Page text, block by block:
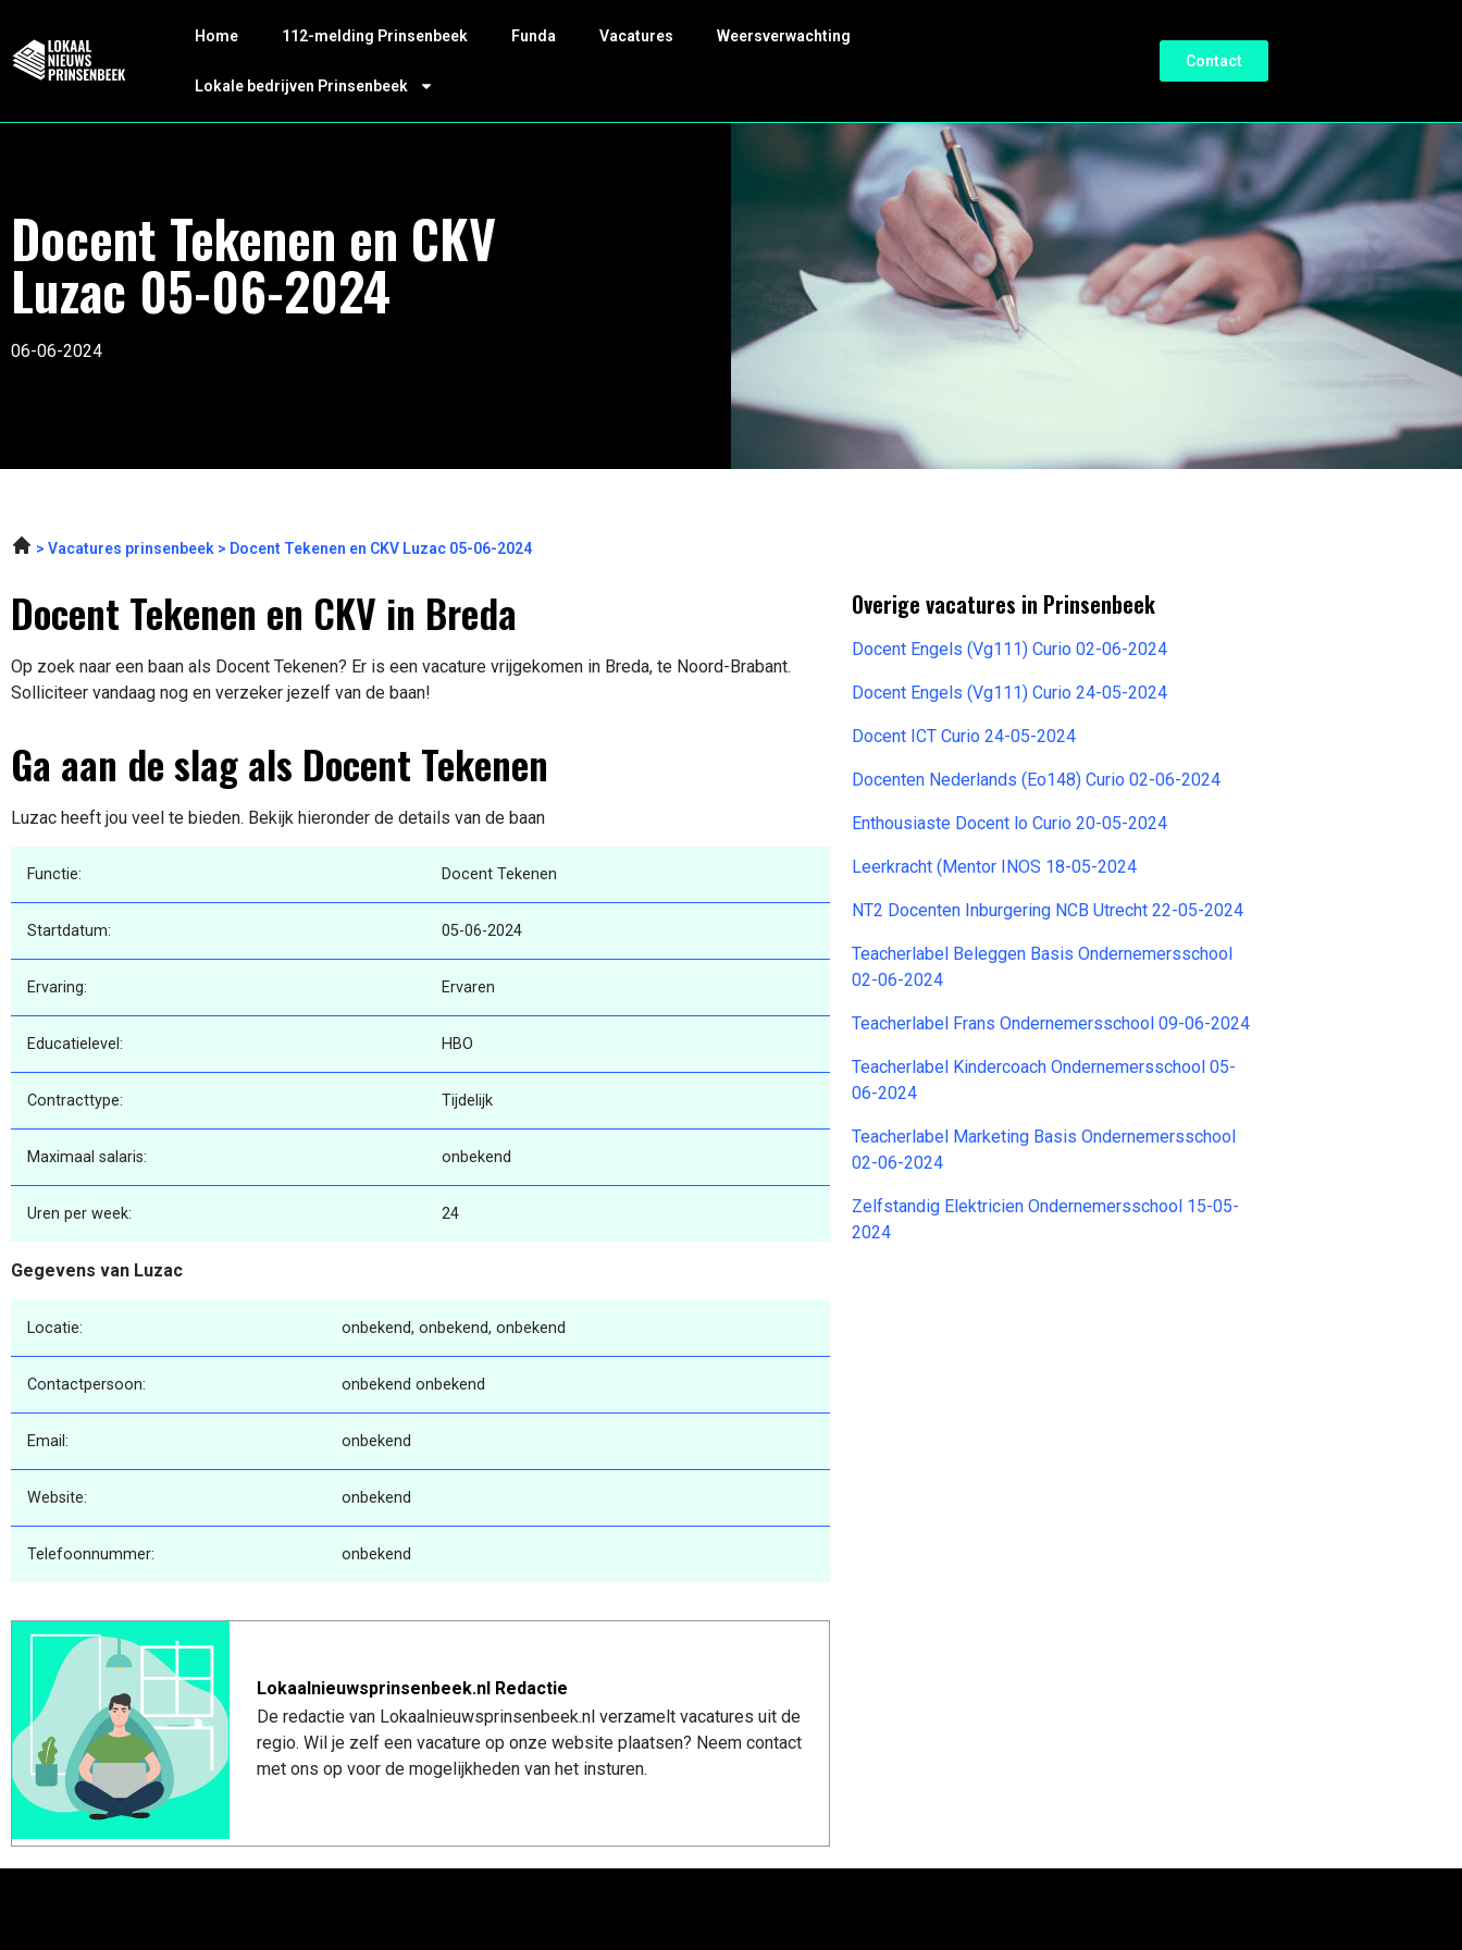
Home 112-melding Prinsenbeek Funda Vacatures Weersverwachting
Lokale bedrijven Prinsenbeek
Contact
Docent Tekenen en CKV
Luzac 05-06-2024
06-06-2024
Vacatures prinsenbeek Docent Tekenen en CKV Luzac 05-06-2024
Docent Tekenen en CKV in Breda
Op zoek naar een baan als Docent Tekenen? Er is een vacature vrijgekomen in Breda, te Noord-Brabant.
Solliciteer vandaag nog en verzeker jezelf van de baan!
Ga aan de slag als Docent Tekenen
Luzac heeft jou veel te bieden. Bekijk hieronder de details van de baan
Functie: Docent Tekenen
Startdatum: 05-06-2024
Ervaring: Ervaren
Educatielevel: HBO
Contracttype: Tijdelijk
Maximaal salaris: onbekend
Uren per week: 24
Gegevens van Luzac
Locatie: onbekend, onbekend, onbekend
Contactpersoon: onbekend onbekend
Email: onbekend
Website: onbekend
Telefoonnummer: onbekend
Lokaalnieuwsprinsenbeek.nl Redactie
De redactie van Lokaalnieuwsprinsenbeek.nl verzamelt vacatures uit de
regio. Wil je zelf een vacature op onze website plaatsen? Neem contact
met ons op voor de mogelijkheden van het insturen.
Overige vacatures in Prinsenbeek
Docent Engels (Vg111) Curio 02-06-2024
Docent Engels (Vg111) Curio 24-05-2024
Docent ICT Curio 24-05-2024
Docenten Nederlands (Eo148) Curio 02-06-2024
Enthousiaste Docent lo Curio 20-05-2024
Leerkracht (Mentor INOS 18-05-2024
NT2 Docenten Inburgering NCB Utrecht 22-05-2024
Teacherlabel Beleggen Basis Ondernemersschool
02-06-2024
Teacherlabel Frans Ondernemersschool 09-06-2024
Teacherlabel Kindercoach Ondernemersschool 05-
06-2024
Teacherlabel Marketing Basis Ondernemersschool
02-06-2024
Zelfstandig Elektricien Ondernemersschool 15-05-
2024